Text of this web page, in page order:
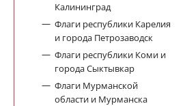
Калининград
Флаги республики Карелия
и города Петрозаводск
Флаги республики Коми и
города Сыктывкар
Флаги Мурманской
области и Мурманска